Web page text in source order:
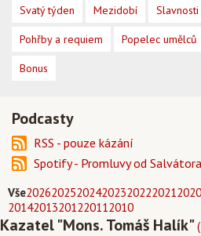
Vše2026202520242023202220212020
20142013201220112010
Kazatel "Mons. Tomáš Halík"
Svatý týden Mezidobí Slavnosti
Pohřby a requiem Popelec umělců
Bonus
Podcasty
RSS - pouze kázání
Spotify - Promluvy od Salvátora